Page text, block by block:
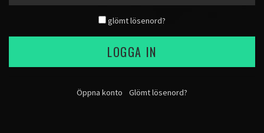
glömt lösenord?
LOGGA IN
Öppna konto Glömt lösenord?